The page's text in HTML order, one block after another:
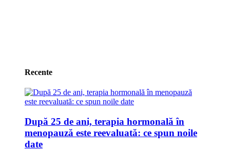
Recente
După 25 de ani, terapia hormonală în
menopauză este reevaluată: ce spun noile
date